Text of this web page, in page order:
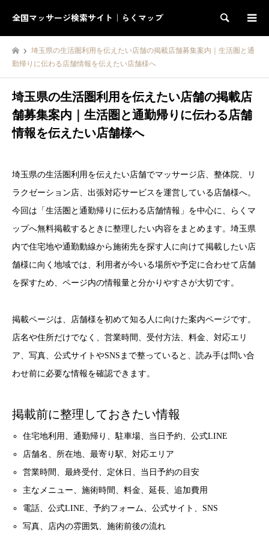
全国マッサージ検索サイト｜らくマップ 検索
埼玉県の生活圏利用を伝えたい店舗の掲載店舗募集案内｜生活圏と通
勤帰りに伝わる店舗情報を伝えたい店舗様へ
埼玉県の生活圏利用を伝えたい店舗の掲載店
舗募集案内｜生活圏と通勤帰りに伝わる店舗
情報を伝えたい店舗様へ
埼玉県の生活圏利用を伝えたい店舗でマッサージ店、整体院、リ
ラクゼーション店、出張対応サービスを運営している店舗様へ。
今回は「生活圏と通勤帰りに伝わる店舗情報」を中心に、らくマ
ップへ無料掲載するときに整理したい内容をまとめます。埼玉県
内で住宅地や通勤動線から施術先を探す人に向けて掲載したい店
舗様に向く地域では、利用者が今いる場所や予定に合わせて店舗
を探すため、ページ内の情報量と分かりやすさが大切です。
掲載ページは、店舗様を初めて知る人に向けた案内ページです。
店名や住所だけでなく、営業時間、受付方法、料金、対応エリ
ア、写真、公式サイトやSNSまで整っていると、読み手は問い合
わせ前に必要な情報を確認できます。
掲載前に整理しておきたい情報
住宅地利用、通勤帰り、駐車場、当日予約、公式LINE
店舗名、所在地、最寄り駅、対応エリア
営業時間、最終受付、定休日、当日予約の目安
主なメニュー、施術時間、料金、延長、追加費用
電話、公式LINE、予約フォーム、公式サイト、SNS
写真、店内の雰囲気、施術前後の流れ